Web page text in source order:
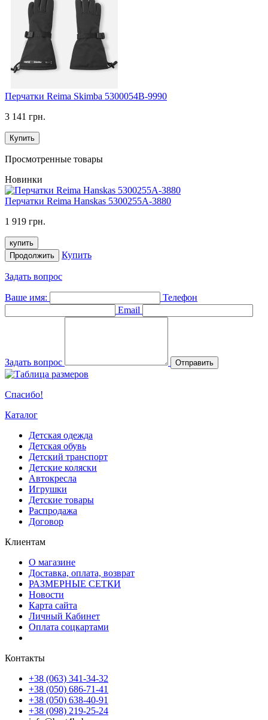
Перчатки Reima Skimba 5300054B-9990
3 141 грн.
Купить
Просмотренные товары
Новинки
Перчатки Reima Hanskas 5300255A-3880
1 919 грн.
купить
Продолжить
Купить
Задать вопрос
Ваше имя:
Телефон
Email
Задать вопрос Отправить
Спасибо!
Каталог
Детская одежда
Детская обувь
Детский транспорт
Детские коляски
Автокресла
Игрушки
Детские товары
Распродажа
Договор
Клиентам
О магазине
Доставка, оплата, возврат
РАЗМЕРНЫЕ СЕТКИ
Новости
Карта сайта
Личный Кабинет
Оплата соцкартами
Контакты
+38 (063) 341-34-32
+38 (050) 686-71-41
+38 (050) 638-40-91
+38 (098) 219-25-24